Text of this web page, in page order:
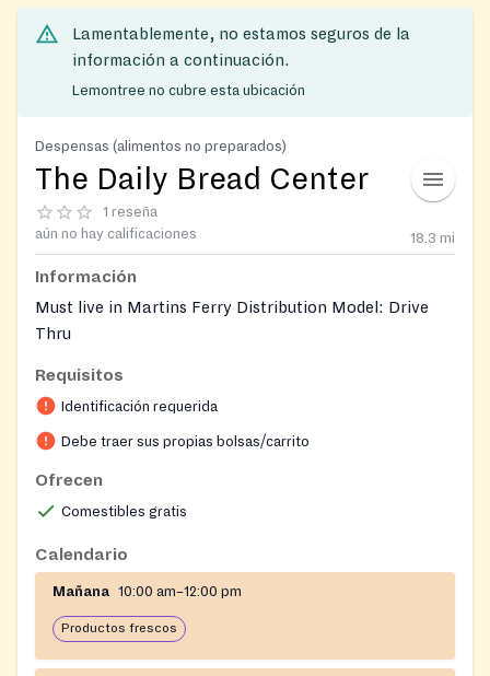
Lamentablemente, no estamos seguros de la
información a continuación.
Lemontree no cubre esta ubicación
Despensas (alimentos no preparados)
The Daily Bread Center
1 reseña
aún no hay calificaciones
18.3 mi
Información
Must live in Martins Ferry Distribution Model: Drive
Thru
Requisitos
Identificación requerida
Debe traer sus propias bolsas/carrito
Ofrecen
Comestibles gratis
Calendario
Mañana 10:00 am–12:00 pm
Productos frescos